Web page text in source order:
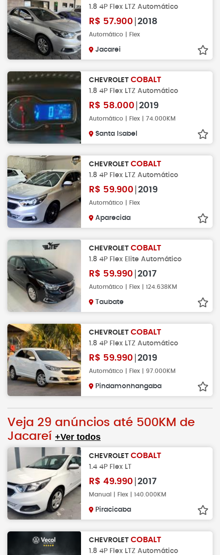
1.8 4P Flex LTZ Automático
R$ 57.900 2018
Automático | Flex
Jacarei
CHEVROLET COBALT
1.8 4P Flex LTZ Automático
R$ 58.000 2019
Automático | Flex | 74.000KM
Santa Isabel
CHEVROLET COBALT
1.8 4P Flex LTZ Automático
R$ 59.900 2019
Automático | Flex
Aparecida
CHEVROLET COBALT
1.8 4P Flex Elite Automático
R$ 59.990 2017
Automático | Flex | 124.638KM
Taubate
CHEVROLET COBALT
1.8 4P Flex LTZ Automático
R$ 59.990 2019
Automático | Flex | 97.000KM
Pindamonhangaba
Veja 29 anúncios até 500KM de
Jacareí +Ver todos
CHEVROLET COBALT
1.4 4P Flex LT
R$ 49.990 2017
Manual | Flex | 140.000KM
Piracicaba
CHEVROLET COBALT
1.8 4P Flex LTZ Automático